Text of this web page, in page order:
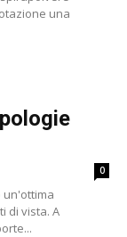
una
0
un'ottima
di vista. A